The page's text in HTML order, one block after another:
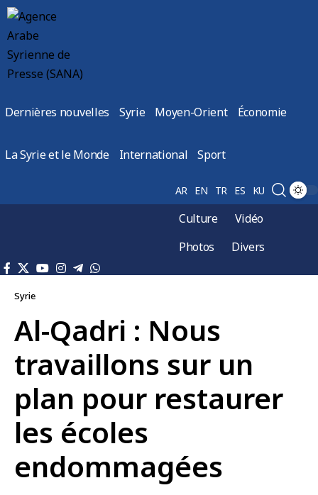
Dernières nouvelles Syrie Moyen-Orient Économie
La Syrie et le Monde International Sport
AR EN TR ES KU
Culture
Vidéo
Photos
Divers
Syrie
Al-Qadri : Nous
travaillons sur un
plan pour restaurer
les écoles
endommagées